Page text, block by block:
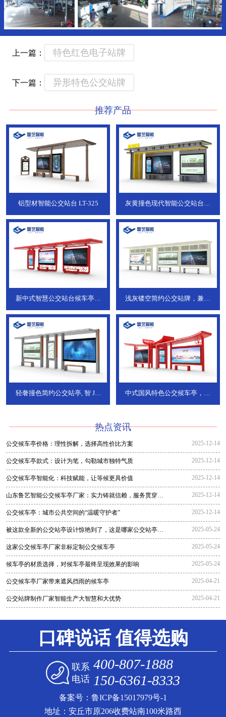
上一篇： 特色红色电子站牌
下一篇： 异形特色公交站牌
推荐产品
铝型材智能公交站台 LT-325
灰黄撞色现代智能公交站台，
新中式智慧公交站台候车亭，
浅灰镂空简约公交站牌，兼具
轻奢撞色简约公交站亭, 智 JT-
中式国风特色公交候车亭，承
热点资讯
公交候车亭价格：理性拆解，选择高性价比方案 2025-12-14
公交候车亭款式：设计为笔，勾勒城市独特气质 2025-12-14
公交候车亭智能化：科技赋能，让等候更具价值 2025-12-14
山东鲁艺智能公交候车亭厂家：实力铸就信赖，服务贯穿全
程
2025-12-14
公交候车亭：城市公共空间的“温暖守护者” 2025-12-14
被这款全新的公交站亭设计惊艳到了，这是哪家公交站亭生
产厂家生
2025-05-24
这家公交候车亭厂家非标定制公交候车亭 2025-05-24
候车亭的材质选择，对候车亭最终呈现效果的影响 2025-05-24
公交候车亭厂家带来遮风挡雨的候车亭 2025-04-21
公交站牌制作厂家智能生产大智慧和大优势 2025-04-21
口碑说话 值得选购
联系
电话
400-807-1888
150-6361-8333
备案号： 鲁ICP备15017979号-1
地址：安丘市原206收费站南100米路西